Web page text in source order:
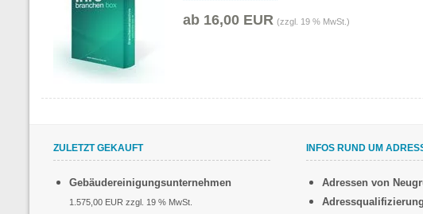
ab 16,00 EUR (zzgl. 19 % MwSt.)
ZULETZT GEKAUFT
Gebäudereinigungsunternehmen
1.575,00 EUR zzgl. 19 % MwSt.
INFOS RUND UM
Adressen von
Adressqualifizierung